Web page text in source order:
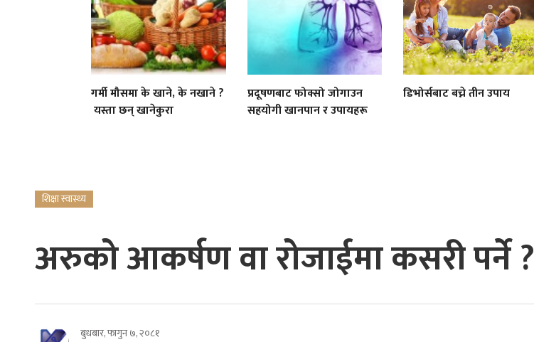
गर्मी मौसमा के खाने, के नखाने ?
यस्ता छन् खानेकुरा
प्रदूषणबाट फोक्सो जोगाउन
सहयोगी खानपान र उपायहरू
डिभोर्सबाट बच्ने तीन उपाय
शिक्षा स्वास्थ्य
अरुको आकर्षण वा रोजाईमा कसरी पर्ने ?
बुधबार, फागुन ७, २०८१